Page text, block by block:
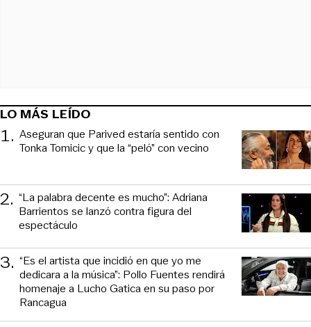
LO MÁS LEÍDO
1. Aseguran que Parived estaría sentido con
Tonka Tomicic y que la “peló” con vecino
2. “La palabra decente es mucho”: Adriana
Barrientos se lanzó contra figura del
espectáculo
3. “Es el artista que incidió en que yo me
dedicara a la música”: Pollo Fuentes rendirá
homenaje a Lucho Gatica en su paso por
Rancagua